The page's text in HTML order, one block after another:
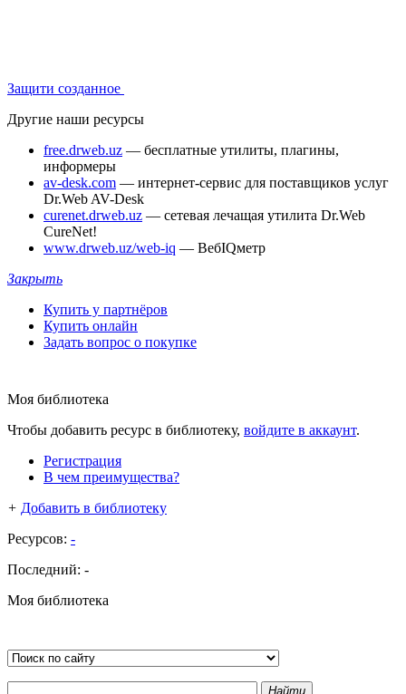
Защити созданное
Другие наши ресурсы
free.drweb.uz — бесплатные утилиты, плагины,
информеры
av-desk.com — интернет-сервис для поставщиков услуг
Dr.Web AV-Desk
curenet.drweb.uz — сетевая лечащая утилита Dr.Web
CureNet!
www.drweb.uz/web-iq — ВебIQметр
Закрыть
Купить у партнёров
Купить онлайн
Задать вопрос о покупке
Моя библиотека
Чтобы добавить ресурс в библиотеку, войдите в аккаунт.
Регистрация
В чем преимущества?
+ Добавить в библиотеку
Ресурсов: -
Последний: -
Моя библиотека
Найти